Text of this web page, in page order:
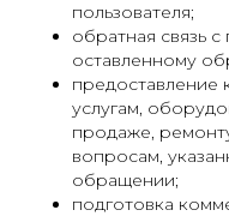
пользователя;
обратная связь
оставленному
предоставление
услугам,
продаже,
вопросам,
обращении;
подготовка